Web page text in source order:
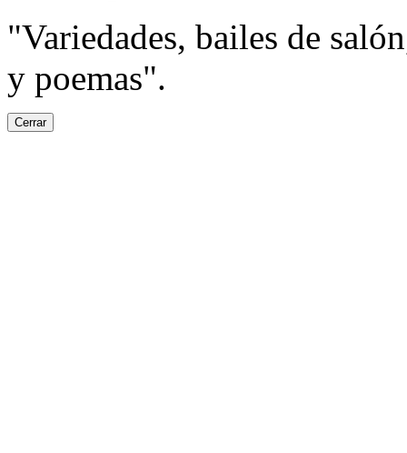
"Variedades, bailes de
y poemas".
Cerrar